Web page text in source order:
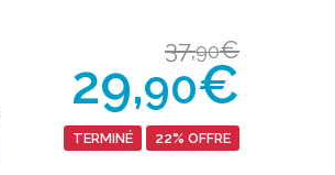
37,90€
29,90€
TERMINÉ 22% OFFRE